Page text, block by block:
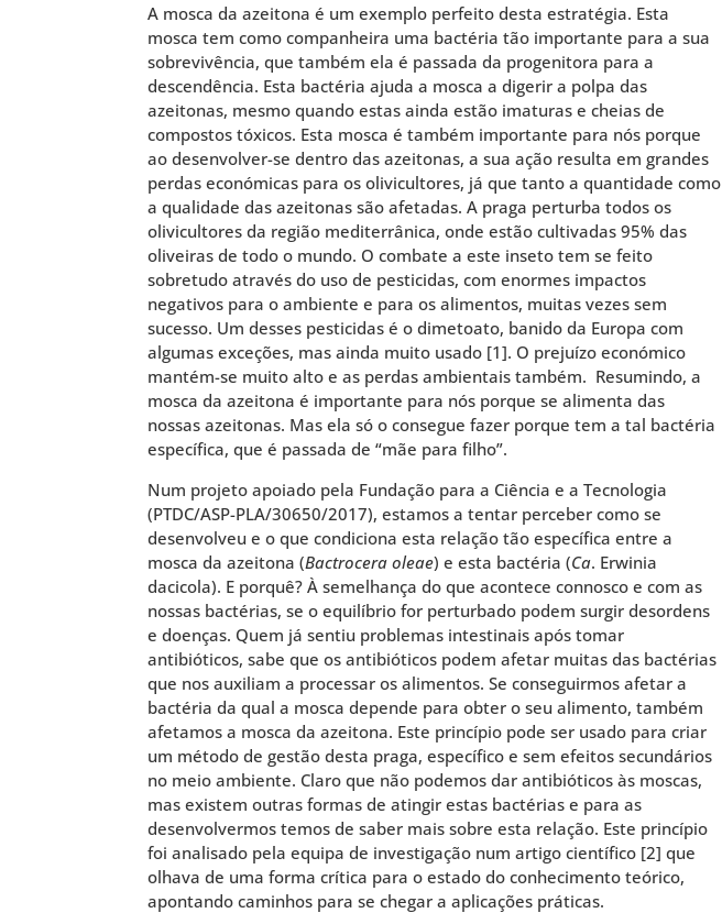
A mosca da azeitona é um exemplo perfeito desta estratégia. Esta
mosca tem como companheira uma bactéria tão importante para a sua
sobrevivência, que também ela é passada da progenitora para a
descendência. Esta bactéria ajuda a mosca a digerir a polpa das
azeitonas, mesmo quando estas ainda estão imaturas e cheias de
compostos tóxicos. Esta mosca é também importante para nós porque
ao desenvolver-se dentro das azeitonas, a sua ação resulta em grandes
perdas económicas para os olivicultores, já que tanto a quantidade como
a qualidade das azeitonas são afetadas. A praga perturba todos os
olivicultores da região mediterrânica, onde estão cultivadas 95% das
oliveiras de todo o mundo. O combate a este inseto tem se feito
sobretudo através do uso de pesticidas, com enormes impactos
negativos para o ambiente e para os alimentos, muitas vezes sem
sucesso. Um desses pesticidas é o dimetoato, banido da Europa com
algumas exceções, mas ainda muito usado [1]. O prejuízo económico
mantém-se muito alto e as perdas ambientais também. Resumindo, a
mosca da azeitona é importante para nós porque se alimenta das
nossas azeitonas. Mas ela só o consegue fazer porque tem a tal bactéria
específica, que é passada de “mãe para filho”.
Num projeto apoiado pela Fundação para a Ciência e a Tecnologia
(PTDC/ASP-PLA/30650/2017), estamos a tentar perceber como se
desenvolveu e o que condiciona esta relação tão específica entre a
mosca da azeitona (Bactrocera oleae) e esta bactéria (Ca. Erwinia
dacicola). E porquê? À semelhança do que acontece connosco e com as
nossas bactérias, se o equilíbrio for perturbado podem surgir desordens
e doenças. Quem já sentiu problemas intestinais após tomar
antibióticos, sabe que os antibióticos podem afetar muitas das bactérias
que nos auxiliam a processar os alimentos. Se conseguirmos afetar a
bactéria da qual a mosca depende para obter o seu alimento, também
afetamos a mosca da azeitona. Este princípio pode ser usado para criar
um método de gestão desta praga, específico e sem efeitos secundários
no meio ambiente. Claro que não podemos dar antibióticos às moscas,
mas existem outras formas de atingir estas bactérias e para as
desenvolvermos temos de saber mais sobre esta relação. Este princípio
foi analisado pela equipa de investigação num artigo científico [2] que
olhava de uma forma crítica para o estado do conhecimento teórico,
apontando caminhos para se chegar a aplicações práticas.